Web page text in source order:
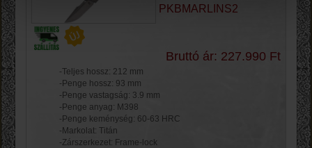
PKBMARLINS2
Bruttó ár: 227.990 Ft
-Teljes hossz: 212 mm
-Penge hossz: 93 mm
-Penge vastagság: 3.9 mm
-Penge anyag: M398
-Penge keménység: 60-63 HRC
-Markolat: Titán
-Zárszerkezet: Frame-lock